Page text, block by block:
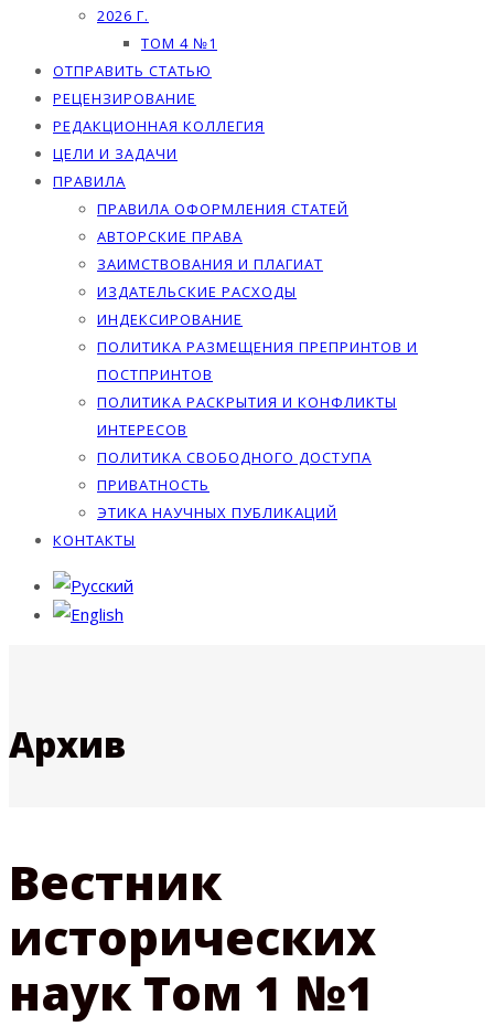
2026 Г.
ТОМ 4 №1
ОТПРАВИТЬ СТАТЬЮ
РЕЦЕНЗИРОВАНИЕ
РЕДАКЦИОННАЯ КОЛЛЕГИЯ
ЦЕЛИ И ЗАДАЧИ
ПРАВИЛА
ПРАВИЛА ОФОРМЛЕНИЯ СТАТЕЙ
АВТОРСКИЕ ПРАВА
ЗАИМСТВОВАНИЯ И ПЛАГИАТ
ИЗДАТЕЛЬСКИЕ РАСХОДЫ
ИНДЕКСИРОВАНИЕ
ПОЛИТИКА РАЗМЕЩЕНИЯ ПРЕПРИНТОВ И
ПОСТПРИНТОВ
ПОЛИТИКА РАСКРЫТИЯ И КОНФЛИКТЫ
ИНТЕРЕСОВ
ПОЛИТИКА СВОБОДНОГО ДОСТУПА
ПРИВАТНОСТЬ
ЭТИКА НАУЧНЫХ ПУБЛИКАЦИЙ
КОНТАКТЫ
Архив
Вестник
исторических
наук Том 1 №1